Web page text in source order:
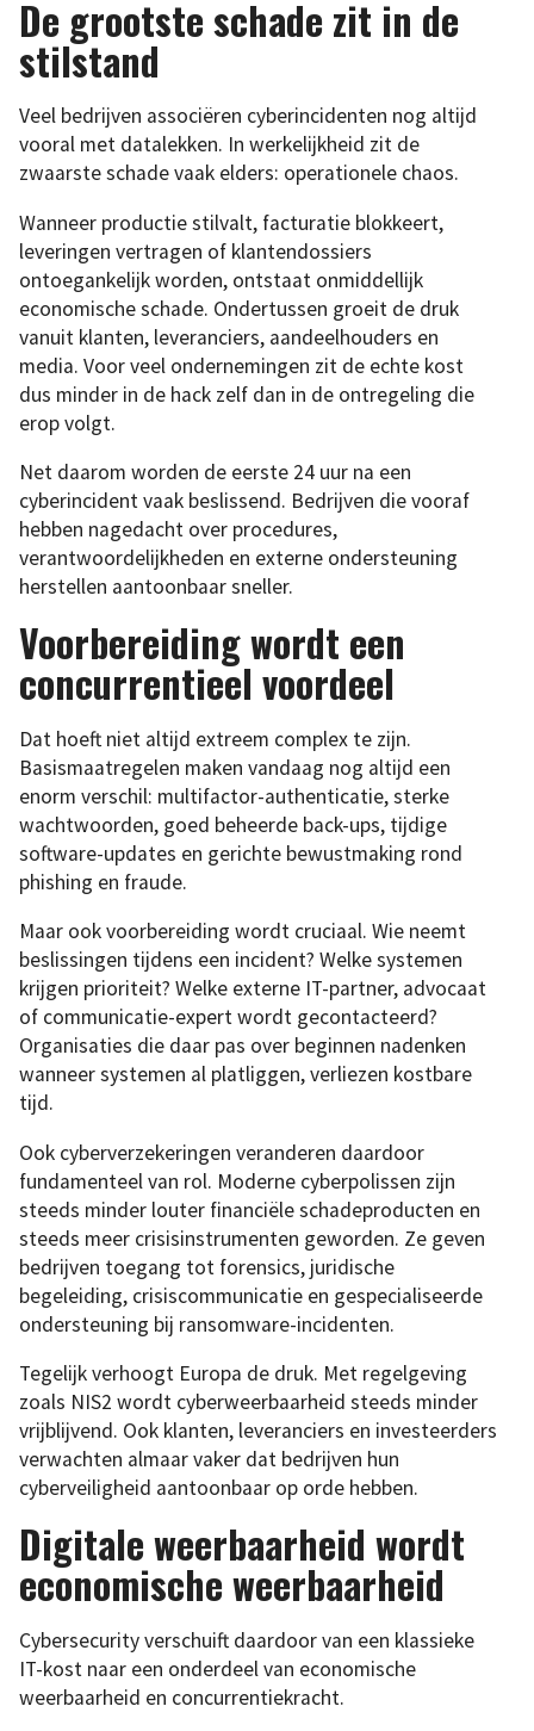
De grootste schade zit in de
stilstand
Veel bedrijven associëren cyberincidenten nog altijd
vooral met datalekken. In werkelijkheid zit de
zwaarste schade vaak elders: operationele chaos.
Wanneer productie stilvalt, facturatie blokkeert,
leveringen vertragen of klantendossiers
ontoegankelijk worden, ontstaat onmiddellijk
economische schade. Ondertussen groeit de druk
vanuit klanten, leveranciers, aandeelhouders en
media. Voor veel ondernemingen zit de echte kost
dus minder in de hack zelf dan in de ontregeling die
erop volgt.
Net daarom worden de eerste 24 uur na een
cyberincident vaak beslissend. Bedrijven die vooraf
hebben nagedacht over procedures,
verantwoordelijkheden en externe ondersteuning
herstellen aantoonbaar sneller.
Voorbereiding wordt een
concurrentieel voordeel
Dat hoeft niet altijd extreem complex te zijn.
Basismaatregelen maken vandaag nog altijd een
enorm verschil: multifactor-authenticatie, sterke
wachtwoorden, goed beheerde back-ups, tijdige
software-updates en gerichte bewustmaking rond
phishing en fraude.
Maar ook voorbereiding wordt cruciaal. Wie neemt
beslissingen tijdens een incident? Welke systemen
krijgen prioriteit? Welke externe IT-partner, advocaat
of communicatie-expert wordt gecontacteerd?
Organisaties die daar pas over beginnen nadenken
wanneer systemen al platliggen, verliezen kostbare
tijd.
Ook cyberverzekeringen veranderen daardoor
fundamenteel van rol. Moderne cyberpolissen zijn
steeds minder louter financiële schadeproducten en
steeds meer crisisinstrumenten geworden. Ze geven
bedrijven toegang tot forensics, juridische
begeleiding, crisiscommunicatie en gespecialiseerde
ondersteuning bij ransomware-incidenten.
Tegelijk verhoogt Europa de druk. Met regelgeving
zoals NIS2 wordt cyberweerbaarheid steeds minder
vrijblijvend. Ook klanten, leveranciers en investeerders
verwachten almaar vaker dat bedrijven hun
cyberveiligheid aantoonbaar op orde hebben.
Digitale weerbaarheid wordt
economische weerbaarheid
Cybersecurity verschuift daardoor van een klassieke
IT-kost naar een onderdeel van economische
weerbaarheid en concurrentiekracht.